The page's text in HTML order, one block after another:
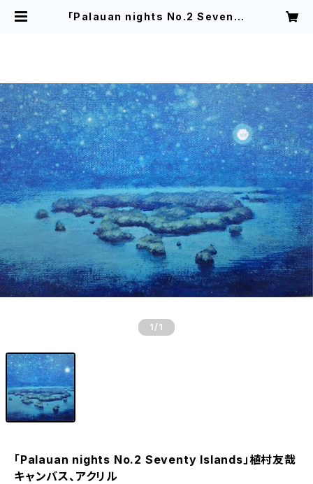
「Palauan nights No.2 Seventy
1 /1
「Palauan nights No.2 Seventy Islands」植村友哉
キャンバス、アクリル